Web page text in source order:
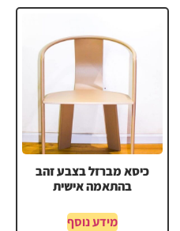
כיסא מברזל בצבע זהב
בהתאמה אישית
מידע נוסף